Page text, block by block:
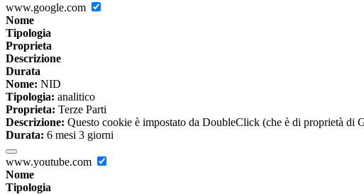
www.google.com
Nome
Tipologia
Proprieta
Descrizione
Durata
Nome: NID
Tipologia: analitico
Proprieta: Terze Parti
Descrizione: Questo cookie è impostato da DoubleClick (che è di proprietà di
Durata: 6 mesi 3 giorni
www.youtube.com
Nome
Tipologia